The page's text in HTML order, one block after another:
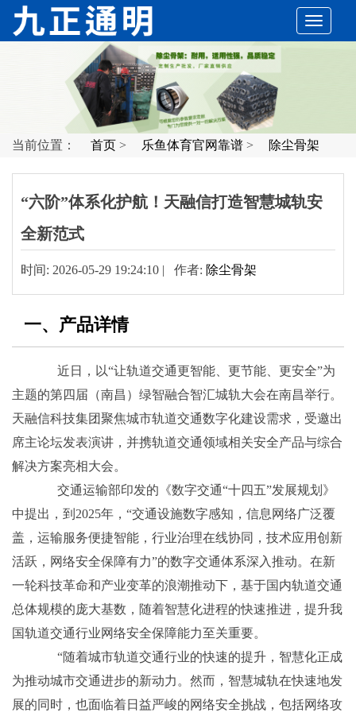
切
导
当前位置： 首页 > 乐鱼体育官网靠谱 > 除尘骨架
“六阶”体系化护航！天融信打造智慧城轨安
全新范式
时间: 2026-05-29 19:24:10 | 作者: 除尘骨架
一、产品详情
近日，以“让轨道交通更智能、更节能、更安全”为
主题的第四届（南昌）绿智融合智汇城轨大会在南昌举行。
天融信科技集团聚焦城市轨道交通数字化建设需求，受邀出
席主论坛发表演讲，并携轨道交通领域相关安全产品与综合
解决方案亮相大会。
交通运输部印发的《数字交通“十四五”发展规划》
中提出，到2025年，“交通设施数字感知，信息网络广泛覆
盖，运输服务便捷智能，行业治理在线协同，技术应用创新
活跃，网络安全保障有力”的数字交通体系深入推动。在新
一轮科技革命和产业变革的浪潮推动下，基于国内轨道交通
总体规模的庞大基数，随着智慧化进程的快速推进，提升我
国轨道交通行业网络安全保障能力至关重要。
“随着城市轨道交通行业的快速的提升，智慧化正成
为推动城市交通进步的新动力。然而，智慧城轨在快速地发
展的同时，也面临着日益严峻的网络安全挑战，包括网络攻